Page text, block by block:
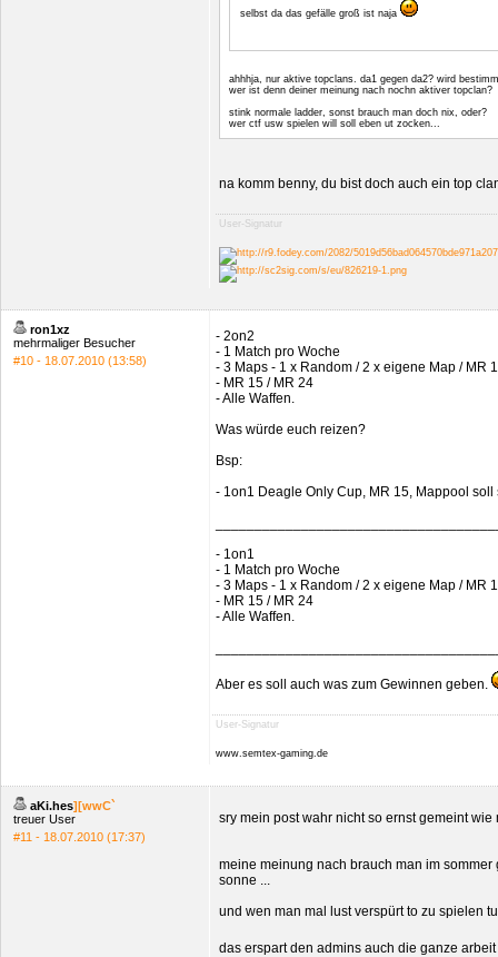
selbst da das gefälle groß ist naja
ahhhja, nur aktive topclans. da1 gegen da2? wird
wer ist denn deiner meinung nach nochn aktiver topclan?
stink normale ladder, sonst brauch man doch nix, oder?
wer ctf usw spielen will soll eben ut zocken...
na komm benny, du bist doch auch ein top
User-Signatur
ron1xz
mehrmaliger Besucher
#10 - 18.07.2010 (13:58)
- 2on2
- 1 Match pro Woche
- 3 Maps - 1 x Random / 2 x eigene Map / MR
- MR 15 / MR 24
- Alle Waffen.
Was würde euch reizen?
Bsp:
- 1on1 Deagle Only Cup, MR 15, Mappool
- 1on1
- 1 Match pro Woche
- 3 Maps - 1 x Random / 2 x eigene Map / MR
- MR 15 / MR 24
- Alle Waffen.
Aber es soll auch was zum Gewinnen geben.
User-Signatur
www.semtex-gaming.de
aKi.hes][wwC`
treuer User
#11 - 18.07.2010 (17:37)
sry mein post wahr nicht so ernst gemeint
meine meinung nach brauch man im
sonne ...
und wen man mal lust verspürt to zu spielen
das erspart den admins auch die ganze